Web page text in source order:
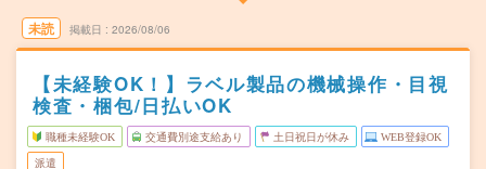
未読 掲載日 2026/08/06
【未経験OK！】ラベル製品の機械操作・目視
検査・梱包/日払いOK
職種未経験OK 交通費別途支給あり 土日祝日が休み WEB登録OK
派遣